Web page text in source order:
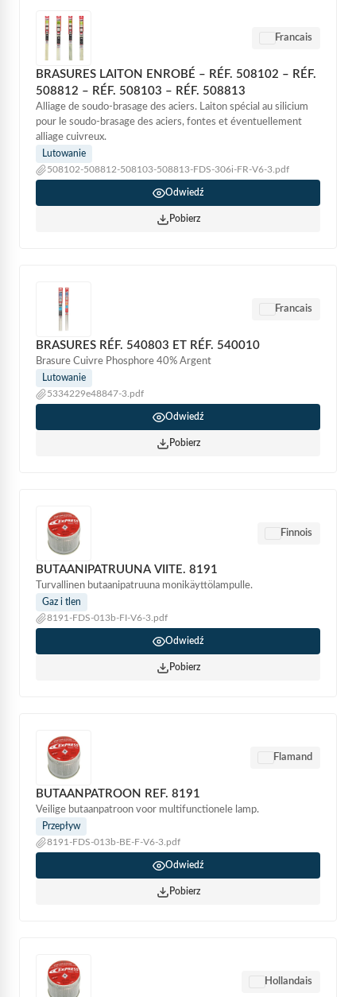
Francais
BRASURES LAITON ENROBÉ – RÉF. 508102 – RÉF.
508812 – RÉF. 508103 – RÉF. 508813
Alliage de soudo-brasage des aciers. Laiton spécial au silicium
pour le soudo-brasage des aciers, fontes et éventuellement
alliage cuivreux.
Lutowanie
508102-508812-508103-508813-FDS-306i-FR-V6-3.pdf
Odwiedź
Pobierz
Francais
BRASURES RÉF. 540803 ET RÉF. 540010
Brasure Cuivre Phosphore 40% Argent
Lutowanie
5334229e48847-3.pdf
Odwiedź
Pobierz
Finnois
BUTAANIPATRUUNA VIITE. 8191
Turvallinen butaanipatruuna monikäyttölampulle.
Gaz i tlen
8191-FDS-013b-FI-V6-3.pdf
Odwiedź
Pobierz
Flamand
BUTAANPATROON REF. 8191
Veilige butaanpatroon voor multifunctionele lamp.
Przepływ
8191-FDS-013b-BE-F-V6-3.pdf
Odwiedź
Pobierz
Hollandais